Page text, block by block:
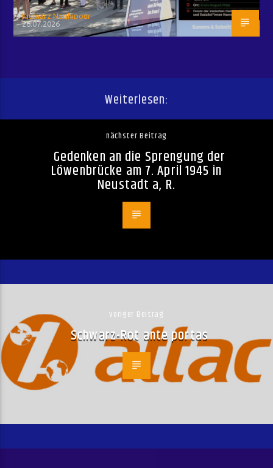
Kiumarz Naghipour
26.07.2026
Weiterlesen:
nächster Beitrag
Gedenken an die Sprengung der
Löwenbrücke am 7. April 1945 in
Neustadt a, R.
voriger Beitrag
Schwarz-Rot ante portas